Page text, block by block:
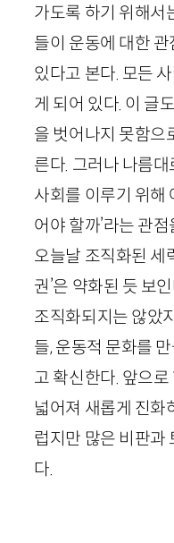
가도록 하기 위해서
들이 운동에 대한
있다고 본다. 모든
게 되어 있다. 이 글
을 벗어나지 못함으
른다. 그러나 나름
사회를 이루기 위해
어야 할까’라는 관
오늘날 조직화된 세
권’은 약화된 듯 보
조직화되지는 않았
들, 운동적 문화를
고 확신한다. 앞으
넓어져 새롭게 진화
럽지만 많은 비판과
다.